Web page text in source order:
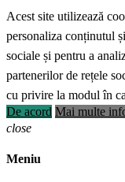
Acest site utilizează
personaliza conținutul
sociale și pentru a
partenerilor de rețele
cu privire la modul în
De acord Mai multe
close
Meniu